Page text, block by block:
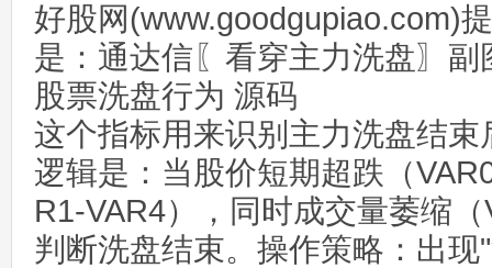
好股网(www.goodgupiao.com)
是：通达信〖看穿主力洗盘〗
股票洗盘行为 源码
这个指标用来识别主力洗盘结
逻辑是：当股价短期超跌（
R1-VAR4），同时成交量萎缩
判断洗盘结束。操作策略：出